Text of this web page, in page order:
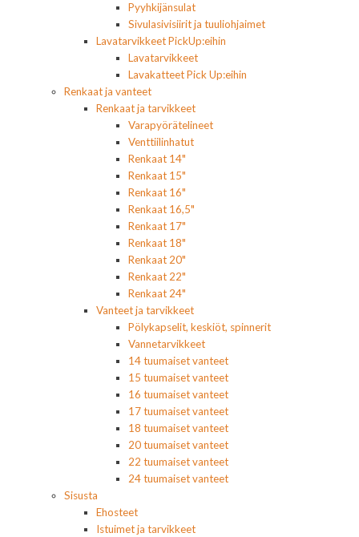
Pyyhkijänsulat
Sivulasivisiirit ja tuuliohjaimet
Lavatarvikkeet PickUp:eihin
Lavatarvikkeet
Lavakatteet Pick Up:eihin
Renkaat ja vanteet
Renkaat ja tarvikkeet
Varapyörätelineet
Venttiilinhatut
Renkaat 14"
Renkaat 15"
Renkaat 16"
Renkaat 16,5"
Renkaat 17"
Renkaat 18"
Renkaat 20"
Renkaat 22"
Renkaat 24"
Vanteet ja tarvikkeet
Pölykapselit, keskiöt, spinnerit
Vannetarvikkeet
14 tuumaiset vanteet
15 tuumaiset vanteet
16 tuumaiset vanteet
17 tuumaiset vanteet
18 tuumaiset vanteet
20 tuumaiset vanteet
22 tuumaiset vanteet
24 tuumaiset vanteet
Sisusta
Ehosteet
Istuimet ja tarvikkeet